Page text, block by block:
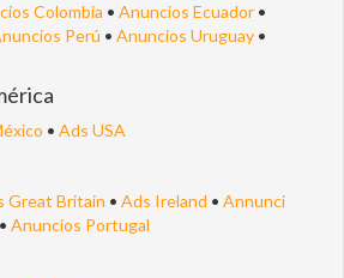
Colombia • Anuncios Ecuador •
Perú • Anuncios Uruguay •
• Ads USA
Great Britain • Ads Ireland • Annunci
• Anuncios Portugal